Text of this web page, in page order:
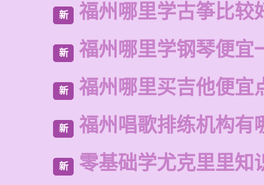
新 福州哪里学古筝比较
新 福州哪里学钢琴便宜
新 福州哪里买吉他便宜
新 福州唱歌排练机构有
新 零基础学尤克里里知